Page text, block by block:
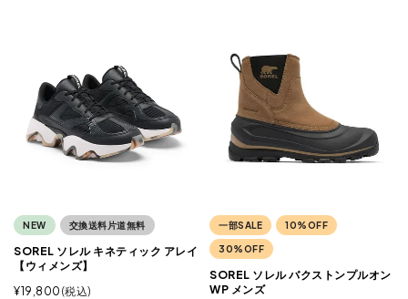
NEW 交換送料片道無料
SOREL ソレル キネティック アレイ
【ウィメンズ】
¥19,800 税込
一部SALE 10%OFF
30%OFF
SOREL ソレル バクストンプルオン
WP メンズ